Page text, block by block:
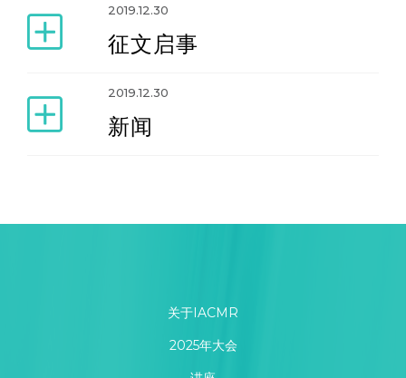
2019.12.30
征文启事
2019.12.30
新闻
关于IACMR
2025年大会